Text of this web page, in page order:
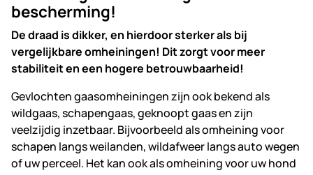
bescherming!
De draad is dikker, en hierdoor sterker als bij
vergelijkbare omheiningen! Dit zorgt voor meer
stabiliteit en een hogere betrouwbaarheid!
Gevlochten gaasomheiningen zijn ook bekend als
wildgaas, schapengaas, geknoopt gaas en zijn
veelzijdig inzetbaar. Bijvoorbeeld als omheining voor
schapen langs weilanden, wildafweer langs auto wegen
of uw perceel. Het kan ook als omheining voor uw hond